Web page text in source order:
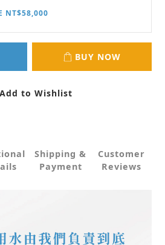
NT$58,000
BUY NOW
Add to Wishlist
Shipping &
Payment
Customer
Reviews